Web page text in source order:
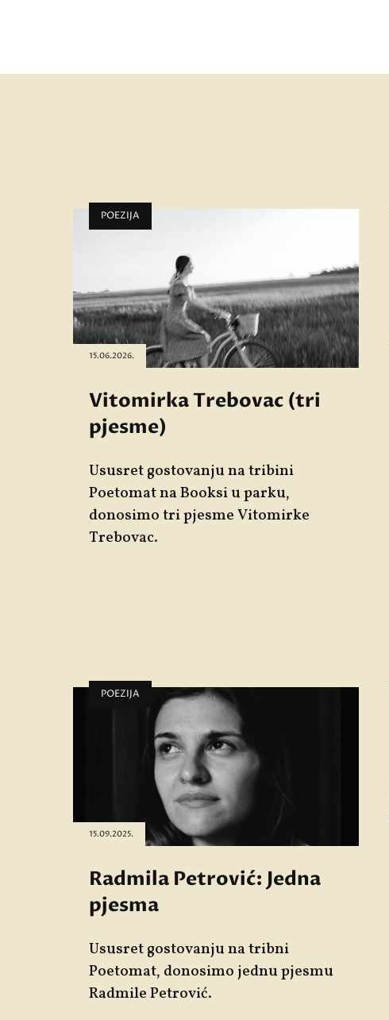
POEZIJA
15.06.2026.
Vitomirka Trebovac (tri
pjesme)
Ususret gostovanju na tribini
Poetomatna Booksi u parku,
donosimo tri pjesmeVitomirke
Trebovac.
POEZIJA
15.09.2025.
Radmila Petrović: Jedna
pjesma
Ususret gostovanju na tribni
Poetomat, donosimo jednu pjesmu
Radmile Petrović.